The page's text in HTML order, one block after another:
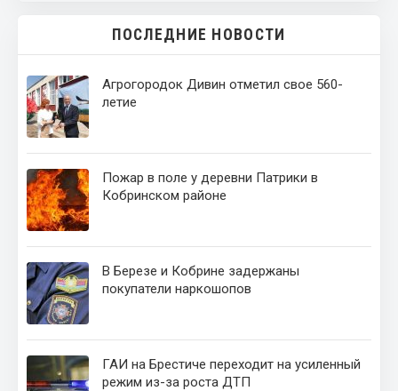
ПОСЛЕДНИЕ НОВОСТИ
Агрогородок Дивин отметил свое 560-
летие
Пожар в поле у деревни Патрики в
Кобринском районе
В Березе и Кобрине задержаны
покупатели наркошопов
ГАИ на Брестиче переходит на усиленный
режим из-за роста ДТП